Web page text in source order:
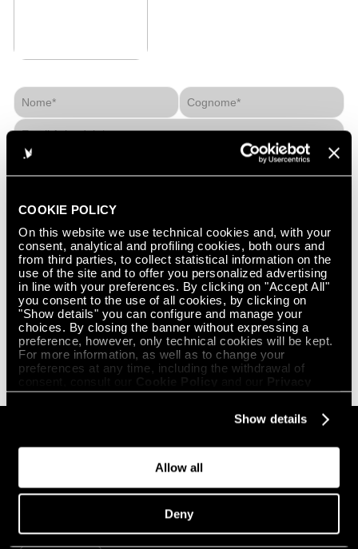
COOKIE POLICY
On this website we use technical cookies and, with your
consent, analytical and profiling cookies, both ours and
from third parties, to collect statistical information on the
use of the site and to offer you personalized advertising
in line with your preferences. By clicking on "Accept All"
you consent to the use of all cookies, by clicking on
"Show details" you can configure and manage your
choices. By closing the banner without expressing a
preference, however, only technical cookies will be kept.
For more information, as well as to change your
preferences at any time, including the withdrawal of
consent, consult our
Cookie Policy and our Privacy
Policy.
Show details
Allow all
Deny
Nome* Cognome*
Email Aziendale*
Industria*
Paese*
Autorizzo al trattamento dei miei dati personali in ottemperanza
all' informativa privacy
con finalità di rispondere alle richieste inviate
con finalità di invio di comunicazioni commerciali e/o con finalità
indagini statistiche e ricerche di mercato e/o finalità di uso e
attivazione di meccanismi di profilazione
Guarda il webinar
GET IN
Iscriviti alla nostra newsletter